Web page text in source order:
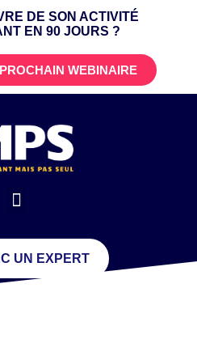
DE SON ACTIVITÉ
EN 90 JOURS ?
WEBINAIRE
UN EXPERT